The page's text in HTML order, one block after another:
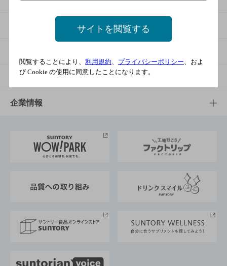
商品発売情報
栄養成分一覧
キャンペーン
工場見学
地域情報
文化・スポーツTOP
サントリーホール
サントリーサンバーズ大阪
サステナビリティ
サステナビリティTOP
サントリーが考えるサステナビリティ経営
企業情報
企業概要
採用情報
サイトを閲覧する
閲覧することにより、 利用規約 プライバシーポリシー 、およ
び Cookie の使用に同意したことになります。